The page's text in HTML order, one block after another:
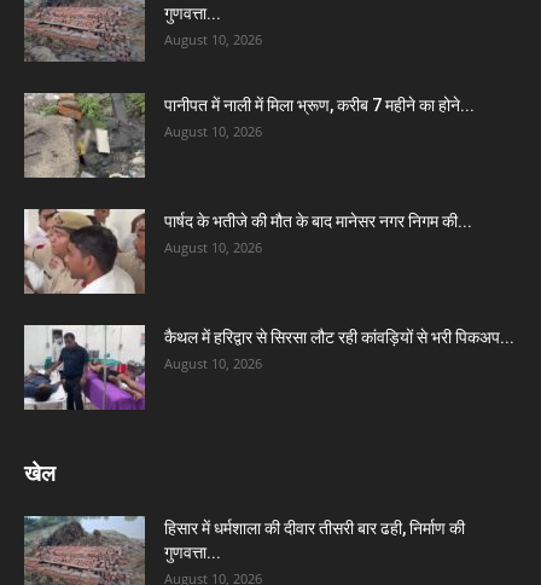
गुणवत्ता...
August 10, 2026
पानीपत में नाली में मिला भ्रूण, करीब 7 महीने का होने...
August 10, 2026
पार्षद के भतीजे की मौत के बाद मानेसर नगर निगम की...
August 10, 2026
कैथल में हरिद्वार से सिरसा लौट रही कांवड़ियों से भरी पिकअप...
August 10, 2026
खेल
हिसार में धर्मशाला की दीवार तीसरी बार ढही, निर्माण की
गुणवत्ता...
August 10, 2026